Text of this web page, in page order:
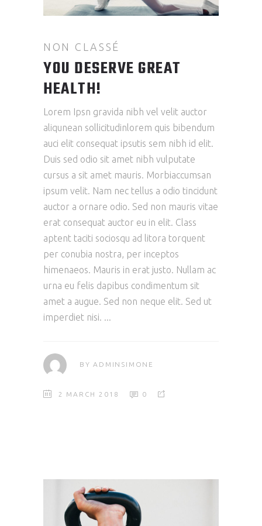
NON CLASSÉ
YOU DESERVE GREAT
HEALTH!
Lorem Ipsn gravida nibh vel velit auctor
aliqunean sollicitudinlorem quis bibendum
auci elit consequat ipsutis sem nibh id elit.
Duis sed odio sit amet nibh vulputate
cursus a sit amet mauris. Morbiaccumsan
ipsum velit. Nam nec tellus a odio tincidunt
auctor a ornare odio. Sed non mauris vitae
erat consequat auctor eu in elit. Class
aptent taciti sociosqu ad litora torquent
per conubia nostra, per inceptos
himenaeos. Mauris in erat justo. Nullam ac
urna eu felis dapibus condimentum sit
amet a augue. Sed non neque elit. Sed ut
imperdiet nisi.
BYADMINSIMONE
2 MARCH 2018 0